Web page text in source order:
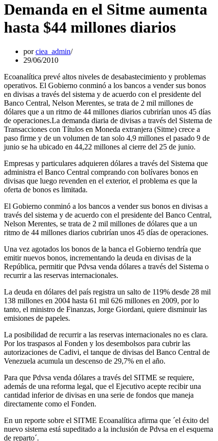
Demanda en el Sitme aumenta
hasta $44 millones diarios
porciea_admin
29/06/2010
Ecoanalítica prevé altos niveles de desabastecimiento y problemas
operativos. El Gobierno conminó a los bancos a vender sus bonos
en divisas a través del sistema y de acuerdo con el presidente del
Banco Central, Nelson Merentes, se trata de 2 mil millones de
dólares que a un ritmo de 44 millones diarios cubrirían unos 45 días
de operaciones.La demanda diaria de divisas a través del Sistema de
Transacciones con Títulos en Moneda extranjera (Sitme) crece a
paso firme y de un volumen de tan solo 4,9 millones el pasado 9 de
junio se ha ubicado en 44,22 millones al cierre del 25 de junio.
Empresas y particulares adquieren dólares a través del Sistema que
administra el Banco Central comprando con bolívares bonos en
divisas que luego revenden en el exterior, el problema es que la
oferta de bonos es limitada.
El Gobierno conminó a los bancos a vender sus bonos en divisas a
través del sistema y de acuerdo con el presidente del Banco Central,
Nelson Merentes, se trata de 2 mil millones de dólares que a un
ritmo de 44 millones diarios cubrirían unos 45 días de operaciones.
Una vez agotados los bonos de la banca el Gobierno tendría que
emitir nuevos bonos, incrementando la deuda en divisas de la
República, permitir que Pdvsa venda dólares a través del Sistema o
recurrir a las reservas internacionales.
La deuda en dólares del país registra un salto de 119% desde 28 mil
138 millones en 2004 hasta 61 mil 626 millones en 2009, por lo
tanto, el ministro de Finanzas, Jorge Giordani, quiere disminuir las
emisiones de papeles.
La posibilidad de recurrir a las reservas internacionales no es clara.
Por los traspasos al Fonden y los desembolsos para cubrir las
autorizaciones de Cadivi, el tanque de divisas del Banco Central de
Venezuela acumula un descenso de 29,7% en el año.
Para que Pdvsa venda dólares a través del SITME se requiere,
además de una reforma legal, que el Ejecutivo acepte recibir una
cantidad inferior de divisas en una serie de fondos que maneja
directamente como el Fonden.
En un reporte sobre el SITME Ecoanalítica afirma que ´el éxito del
nuevo sistema está supeditado a la inclusión de Pdvsa en el esquema
de reparto´.